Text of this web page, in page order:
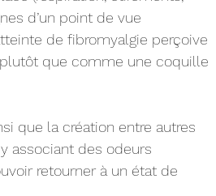
d’un point de vue
de fibromyalgie perçoive
que comme une coquille
que la création entre autres
y associant des odeurs
retourner à un état de